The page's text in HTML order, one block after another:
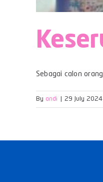
Sebagai calon
By andi 29 July 2024